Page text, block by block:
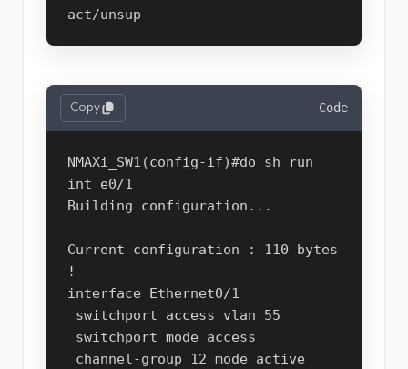
Code
Copy
NMAXi_SW1(config-if)#do sh run
int e0/1
Building configuration...
Current configuration : 110 bytes
!
interface Ethernet0/1